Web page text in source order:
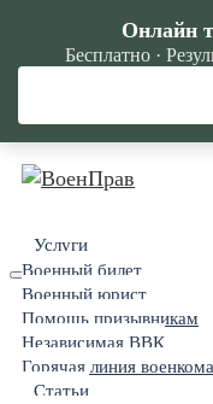
Услуги
Военный билет
Военный юрист
Помощь призывникам
Независимая ВВК
Горячая линия
Статьи
Онлайн
Бесплатно ·